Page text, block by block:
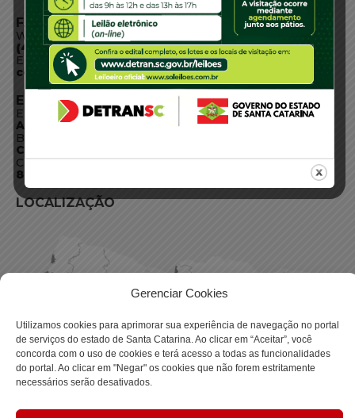
Gerenciar Cookies
Utilizamos cookies para aprimorar sua experiência de navegação no portal
de serviços do estado de Santa Catarina. Ao clicar em “Aceitar”, você
concorda com o uso de cookies e terá acesso a todas as funcionalidades
do portal. Ao clicar em "Negar" os cookies que não forem estritamente
necessários serão desativados.
FALE CONOSCO
WhatsApp:
(48) 3664-1800
E-mail:
centraldeinformacoes@detran.sc.gov.br
ENDEREÇO
Endereço:
Av. Almirante Tamandaré - 480
Bairro:
Coqueiros, Florianópolis SC
CEP:
88.080-160
LOCALIZAÇÃO